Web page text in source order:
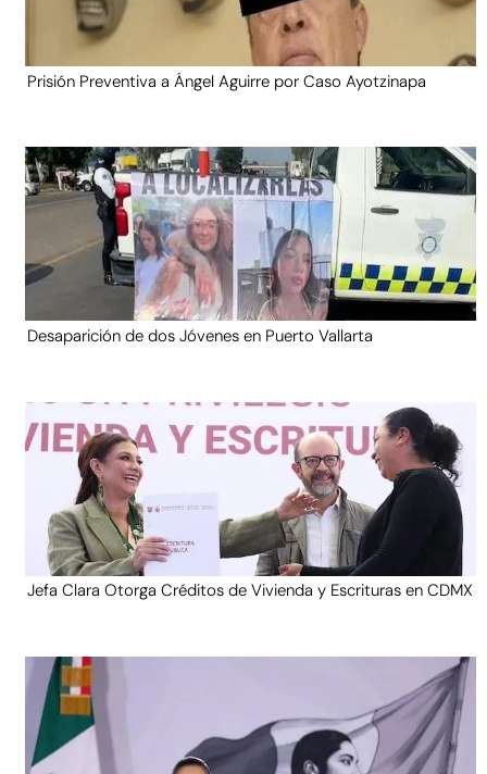
Prisión Preventiva a Ángel Aguirre por Caso Ayotzinapa
Desaparición de dos Jóvenes en Puerto Vallarta
Jefa Clara Otorga Créditos de Vivienda y Escrituras en CDMX